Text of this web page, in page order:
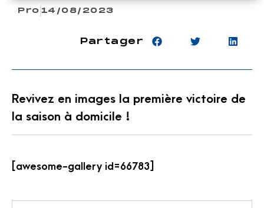
Pro 14/08/2023
Partager
Revivez en images la première victoire de
la saison à domicile !
[awesome-gallery id=66783]